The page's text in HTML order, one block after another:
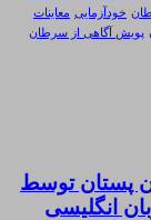
خودآزمایی معاینات
پویش آگاهی از سرطان
پستان توسط
انگلیسی